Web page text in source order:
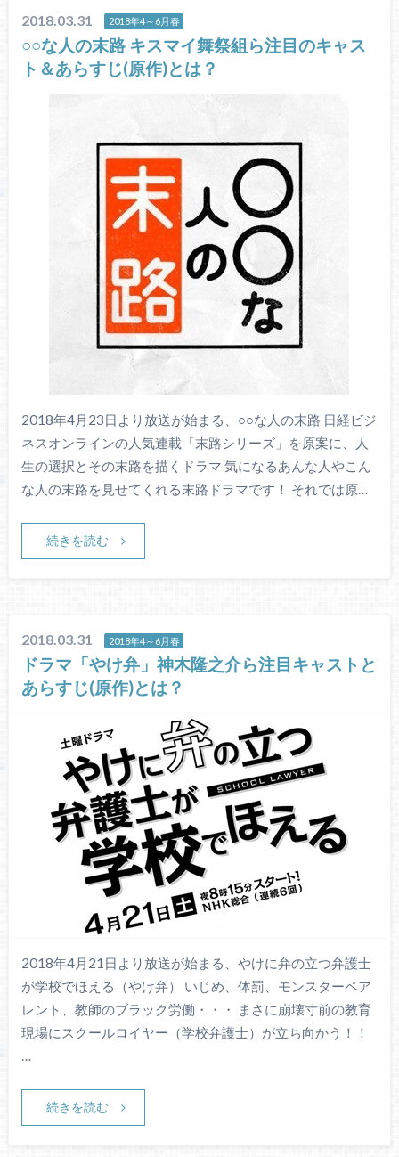
2018.03.31 2018年4～6月春
○○な人の末路 キスマイ舞祭組ら注目のキャス
ト＆あらすじ(原作)とは？
2018年4月23日より放送が始まる、○○な人の末路 日経ビジ
ネスオンラインの人気連載「末路シリーズ」を原案に、人
生の選択とその末路を描くドラマ 気になるあんな人やこん
な人の末路を見せてくれる末路ドラマです！ それでは原…
続きを読む
2018.03.31 2018年4～6月春
ドラマ「やけ弁」神木隆之介ら注目キャストと
あらすじ(原作)とは？
2018年4月21日より放送が始まる、やけに弁の立つ弁護士
が学校でほえる（やけ弁） いじめ、体罰、モンスターペア
レント、教師のブラック労働・・・ まさに崩壊寸前の教育
現場にスクールロイヤー（学校弁護士）が立ち向かう！！
…
続きを読む